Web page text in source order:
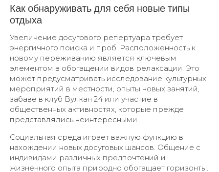
Как обнаруживать для себя новые типы
отдыха
Увеличение досугового репертуара требует
энергичного поиска и проб. Расположенность к
новому переживанию является ключевым
элементом в обогащении видов релаксации. Это
может предусматривать исследование культурных
мероприятий в местности, опыты новых занятий,
забаве в клуб Вулкан 24 или участие в
общественных активностях, которые прежде
представлялись неинтересными.
Социальная среда играет важную функцию в
нахождении новых досуговых шансов. Общение с
индивидами различных предпочтений и
жизненного опыта природно обогащает горизонты.